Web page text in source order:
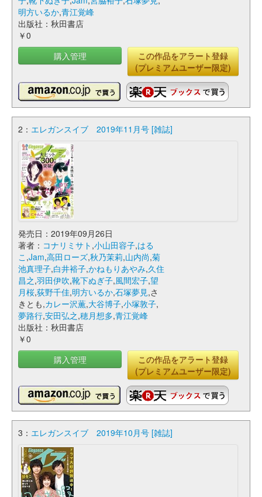
明方いるか,青江覚峰
出版社：秋田書店
￥0
購入管理
この作品をアラート登録
(プレミアムユーザー限定)
2： エレガンスイブ 2019年11月号 [雑誌]
発売日：2019年09月26日
著者： コナリミサト ,小山田容子,はる
こ ,Jam,高田ローズ,秋乃茉莉,山内尚,菊
池真理子,白井裕子,かねもりあやみ,久住
昌之,羽田伊吹,靴下ぬぎ子,風間宏子,望
月桜,荻野千佳,明方いるか,石塚夢見,さ
きとも,カレー沢薫,大谷博子,小塚敦子,
夢路行,安田弘之,穂月想多,青江覚峰
出版社：秋田書店
￥0
購入管理
この作品をアラート登録
(プレミアムユーザー限定)
3： エレガンスイブ 2019年10月号 [雑誌]